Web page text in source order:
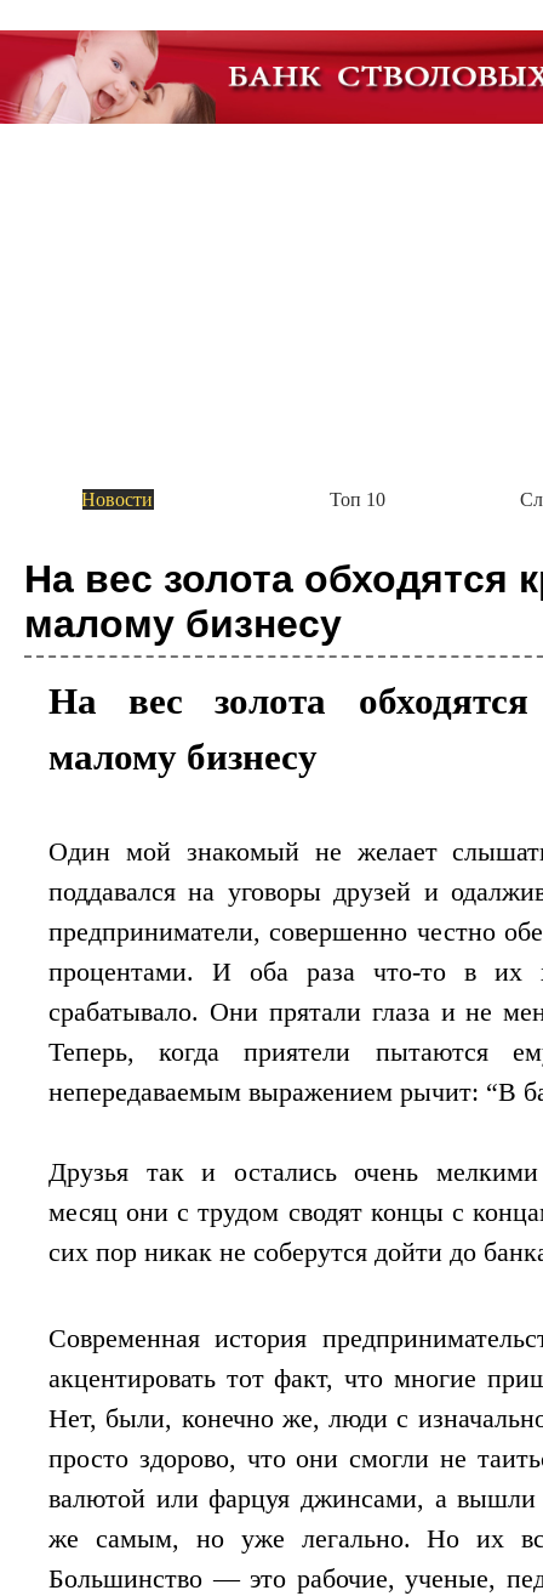
Новости Топ 10
Академия Биотехнологии
ГК Алкор Био получила регистрационное удостоверение Росздравнадзора на свой
коронавируса SARS-CoV-2 методом ОТ-ПЦР с флуоресцентной детекцией в режиме
Биотехнология
вакцины от рака
Биотехнология
Компания
секвенированию 2
которого является компиляция
устойчивости к ВИЧ
Китайские ученые применили
вторым исследованием, в котором метод
На вес золота обходятся
малому бизнесу
На вес золота обходятся
малому бизнесу
Один мой знакомый не желает
поддавался на уговоры друзей и
предприниматели, совершенно честно
процентами. И оба раза что-то в их
срабатывало. Они прятали глаза и не
Теперь, когда приятели пытаются
непередаваемым выражением рычит: “В
Друзья так и остались очень
месяц они с трудом сводят концы с
сих пор никак не соберутся дойти до
Современная история
акцентировать тот факт, что многие
Нет, были, конечно же, люди с
просто здорово, что они смогли не
валютой или фарцуя джинсами, а вышли
же самым, но уже легально. Но их
Большинство — это рабочие, ученые,